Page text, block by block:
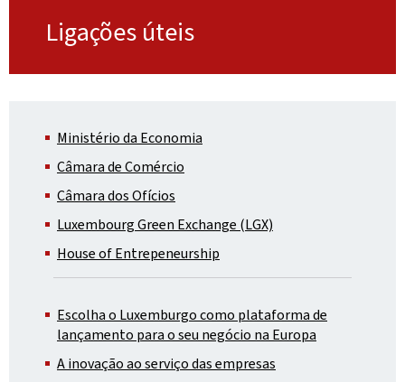
Ligações úteis
Ministério da Economia
Câmara de Comércio
Câmara dos Ofícios
Luxembourg Green Exchange (LGX)
House of Entrepeneurship
Escolha o Luxemburgo como plataforma de
lançamento para o seu negócio na Europa
A inovação ao serviço das empresas